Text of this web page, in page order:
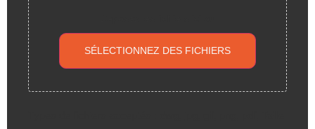
SÉLECTIONNEZ DES FICHIERS